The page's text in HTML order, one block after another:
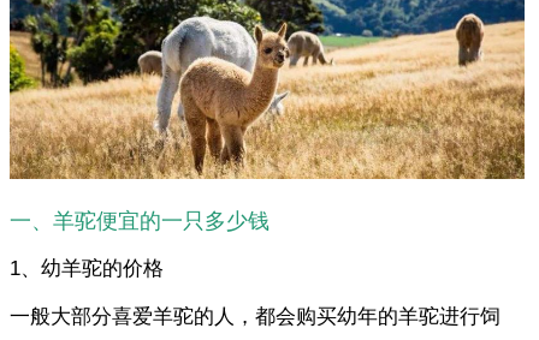
一、羊驼便宜的一只多少钱
1、幼羊驼的价格
一般大部分喜爱羊驼的人，都会购买幼年的羊驼进行饲